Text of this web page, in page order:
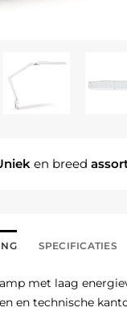
en breed
SPECIFICATIES
met laag
en technische